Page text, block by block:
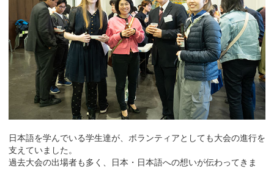
日本語を学んでいる学生達が、ボランティアとしても大会の進行を
支えていました。
過去大会の出場者も多く、日本・日本語への想いが伝わってきま